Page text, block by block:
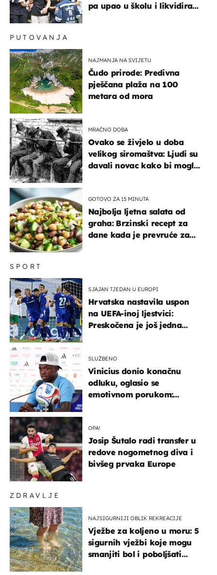
pa upao u školu i likvidirao
ZDRAVLJE
NAJSIGURNIJI OBLIK REKREACIJE
Vježbe za koljeno u moru: 5
sigurnih vježbi koje mogu
smanjiti bol i poboljšati
SPORT
SJAJAN TJEDAN U EUROPI
Hrvatska nastavila uspon
na UEFA-inoj ljestvici:
Preskočena je još jedna
SLUŽBENO
Vinicius donio konačnu
odluku, oglasio se
emotivnom porukom:
OPA!
Josip Šutalo radi transfer u
redove nogometnog diva i
bivšeg prvaka Europe
PUTOVANJA
NAJMANJA NA SVIJETU
Čudo prirode: Predivna
pješčana plaža na 100
metara od mora
MRAČNO DOBA
Ovako se živjelo u doba
velikog siromaštva: Ljudi su
davali novac kako bi mogli
GOTOVO ZA 15 MINUTA
Najbolja ljetna salata od
graha: Brzinski recept za
dane kada je prevruće za